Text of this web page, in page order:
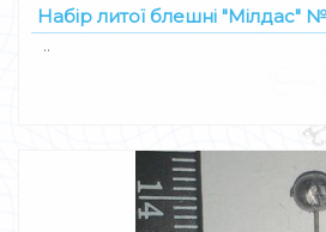
Набір литої блешні "Мілдас"
..